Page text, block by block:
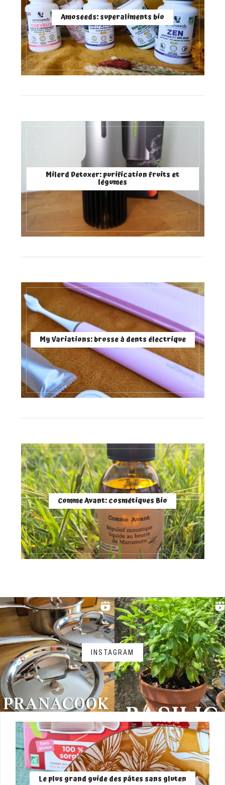
Amoseeds: superaliments bio
Milerd Detoxer: purification fruits et
légumes
My Variations: brosse à dents électrique
Comme Avant: cosmétiques Bio
INSTAGRAM
Le plus grand guide des pâtes sans gluten